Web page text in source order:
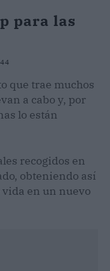
para las
que trae muchos
a cabo y, por
lo están
recogidos en
obteniendo así
en un nuevo